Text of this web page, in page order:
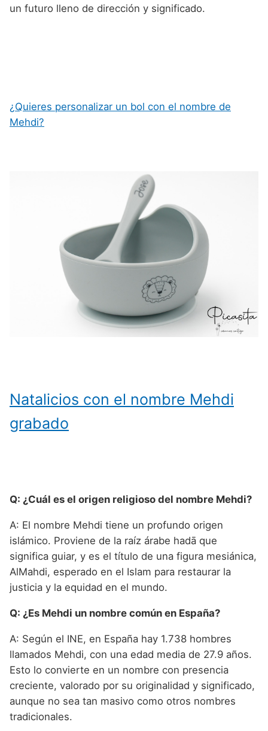
un futuro lleno de dirección y significado.
¿Quieres personalizar un bol con el nombre de
Mehdi?
Natalicios con el nombre Mehdi
grabado
Q: ¿Cuál es el origen religioso del nombre Mehdi?
A: El nombre Mehdi tiene un profundo origen
islámico. Proviene de la raíz árabe hadā que
significa guiar, y es el título de una figura mesiánica,
AlMahdi, esperado en el Islam para restaurar la
justicia y la equidad en el mundo.
Q: ¿Es Mehdi un nombre común en España?
A: Según el INE, en España hay 1.738 hombres
llamados Mehdi, con una edad media de 27.9 años.
Esto lo convierte en un nombre con presencia
creciente, valorado por su originalidad y significado,
aunque no sea tan masivo como otros nombres
tradicionales.